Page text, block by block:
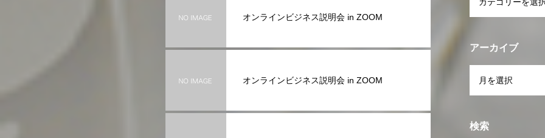
オンラインビジネス説明会 in ZOOM
オンラインビジネス説明会 in ZOOM
アーカイブ
検索